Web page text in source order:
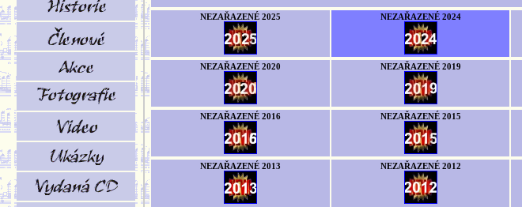
NEZAŘAZENÉ 2025 NEZAŘAZENÉ 2024
NEZAŘAZENÉ 2020 NEZAŘAZENÉ 2019
NEZAŘAZENÉ 2016 NEZAŘAZENÉ 2015
NEZAŘAZENÉ 2013 NEZAŘAZENÉ 2012